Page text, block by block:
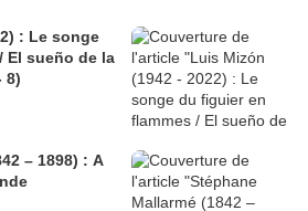
: Le songe
El sueño de la
8)
– 1898) : A